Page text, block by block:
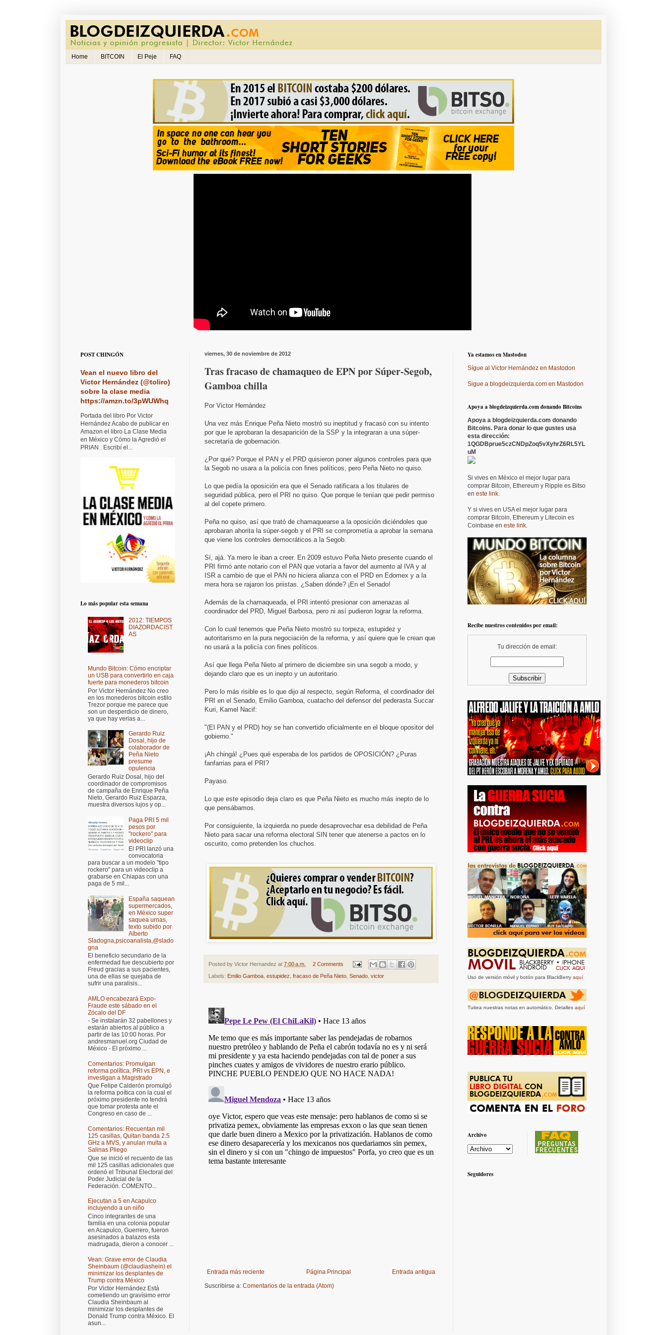
Home BITCOIN El Peje FAQ
viernes, 30 de noviembre de 2012
Tras fracaso de chamaqueo de EPN por Súper-Segob,
Gamboa chilla
Por Victor Hernández
Una vez más Enrique Peña Nieto mostró su ineptitud y fracasó con su intento
por que le aprobaran la desaparición de la SSP y la integraran a una súper-
secretaría de gobernación.
¿Por qué? Porque el PAN y el PRD quisieron poner algunos controles para que
la Segob no usara a la policía con fines políticos, pero Peña Nieto no quiso.
Lo que pedía la oposición era que el Senado ratificara a los titulares de
seguridad pública, pero el PRI no quiso. Que porque le tenían que pedir permiso
al del copete primero.
Peña no quiso, así que trató de chamaquearse a la oposición diciéndoles que
aprobaran ahorita la súper-segob y el PRI se comprometía a aprobar la semana
que viene los controles democráticos a la Segob.
Sí, ajá. Ya mero le iban a creer. En 2009 estuvo Peña Nieto presente cuando el
PRI firmó ante notario con el PAN que votaría a favor del aumento al IVA y al
ISR a cambio de que el PAN no hiciera alianza con el PRD en Edomex y a la
mera hora se rajaron los priistas. ¿Saben dónde? ¡En el Senado!
Además de la chamaqueada, el PRI intentó presionar con amenazas al
coordinador del PRD, Miguel Barbosa, pero ni así pudieron lograr la reforma.
Con lo cual tenemos que Peña Nieto mostró su torpeza, estupidez y
autoritarismo en la pura negociación de la reforma, y así quiere que le crean que
no usará a la policía con fines políticos.
Así que llega Peña Nieto al primero de diciembre sin una segob a modo, y
dejando claro que es un inepto y un autoritario.
Pero lo más risible es lo que dijo al respecto, según Reforma, el coordinador del
PRI en el Senado, Emilio Gamboa, cuatacho del defensor del pederasta Succar
Kuri, Kamel Nacif:
"(El PAN y el PRD) hoy se han convertido oficialmente en el bloque opositor del
gobierno."
¡Ah chingá! ¿Pues qué esperaba de los partidos de OPOSICIÓN? ¿Puras
fanfarrias para el PRI?
Payaso.
Lo que este episodio deja claro es que Peña Nieto es mucho más inepto de lo
que pensábamos.
Por consiguiente, la izquierda no puede desaprovechar esa debilidad de Peña
Nieto para sacar una reforma electoral SIN tener que atenerse a pactos en lo
oscurito, como pretenden los chuchos.
Posted by Victor Hernandez at 7:00 a.m. 2 Comments
Labels: Emilio Gamboa estupidez fracaso de Peña Nieto Senado victor
Entrada más reciente Entrada antigua
Página Principal
Suscribirse a: Comentarios de la entrada (Atom)
POST CHINGÓN
Vean el nuevo libro del
Victor Hernández (@toliro)
sobre la clase media
https://amzn.to/3pWUWhq
Portada del libro Por Victor
Hernández Acabo de publicar en
Amazon el libro La Clase Media
en México y Cómo la Agredió el
PRIAN . Escribí el...
Lo más popular esta semana
2012: TIEMPOS
DIAZORDACIST
AS
Mundo Bitcoin: Cómo encriptar
un USB para convertirlo en caja
fuerte para monederos bitcoin
Por Victor Hernández No creo
en los monederos bitcoin estilo
Trezor porque me parece que
son un desperdicio de dinero,
ya que hay verias a...
Gerardo Ruiz
Dosal, hijo de
colaborador de
Peña Nieto
presume
opulencia
Gerardo Ruiz Dosal, hijo del
coordinador de compromisos
de campaña de Enrique Peña
Nieto, Gerardo Ruiz Esparza,
muestra diversos lujos y op...
Paga PRI 5 mil
pesos por
"rockero" para
videoclip
El PRI lanzó una
convocatoria
para buscar a un modelo "tipo
rockero" para un videoclip a
grabarse en Chiapas con una
paga de 5 mil...
España saquean
supermercados,
en México super
saquea urnas,
texto subido por
Alberto
Sladogna,psicoanalista,@slado
gna
El beneficio secundario de la
enfermedad fue descubierto por
Freud gracias a sus pacientes,
una de ellas se quejaba de
sufrir una paralisis...
AMLO encabezará Expo-
Fraude este sábado en el
Zócalo del DF
- Se instalarán 32 pabellones y
estarán abiertos al público a
partir de las 10:00 horas. Por
andresmanuel.org Ciudad de
México - El próximo ...
Comentarios: Promulgan
reforma política, PRI vs EPN, e
investigan a Magistrado
Que Felipe Calderón promulgó
la reforma poítica con la cual el
próximo presidente no tendrá
que tomar protesta ante el
Congreso en caso de ...
Comentarios: Recuentan mil
125 casillas, Quitan banda 2.5
GHz a MVS, y anulan multa a
Salinas Pliego
Que se inició el recuento de las
mil 125 casillas adicionales que
ordenó el Tribunal Electoral del
Poder Judicial de la
Federación. COMENTO...
Ejecutan a 5 en Acapulco
incluyendo a un niño
Cinco integrantes de una
familia en una colonia popular
en Acapulco, Guerrero, fueron
asesinados a balazos esta
madrugada, dieron a conocer ...
Vean: Grave error de Claudia
Sheinbaum (@claudiashein) el
minimizar los desplantes de
Trump contra México
Por Victor Hernández Está
cometiendo un gravísimo error
Claudia Sheinbaum al
minimizar los desplantes de
Donald Trump contra México. El
asun...
Ya estamos en Mastodon
Sígue al Victor Hernández en Mastodon
Sigue a blogdeizquierda.com en Mastodon
Apoya a blogdeizquierda.com donando Bitcoins
Apoya a blogdeizquierda.com donando
Bitcoins. Para donar lo que gustes usa
esta dirección:
1QGDBprue5czCNDpZoq5vXyhrZ6RL5YL
uM
Si vives en México el mejor lugar para
comprar Bitcoin, Ethereum y Ripple es Bitso
en este link.
Y si vives en USA el mejor lugar para
comprar Bitcoin, Ethereum y Litecoin es
Coinbase en este link.
Recibe nuestros contenidos por email:
Tu dirección de email:
Uso de versión móvil y botón para BlackBerry aquí
Tuitea nuestras notas en automático. Detalles aquí
Archivo
Seguidores